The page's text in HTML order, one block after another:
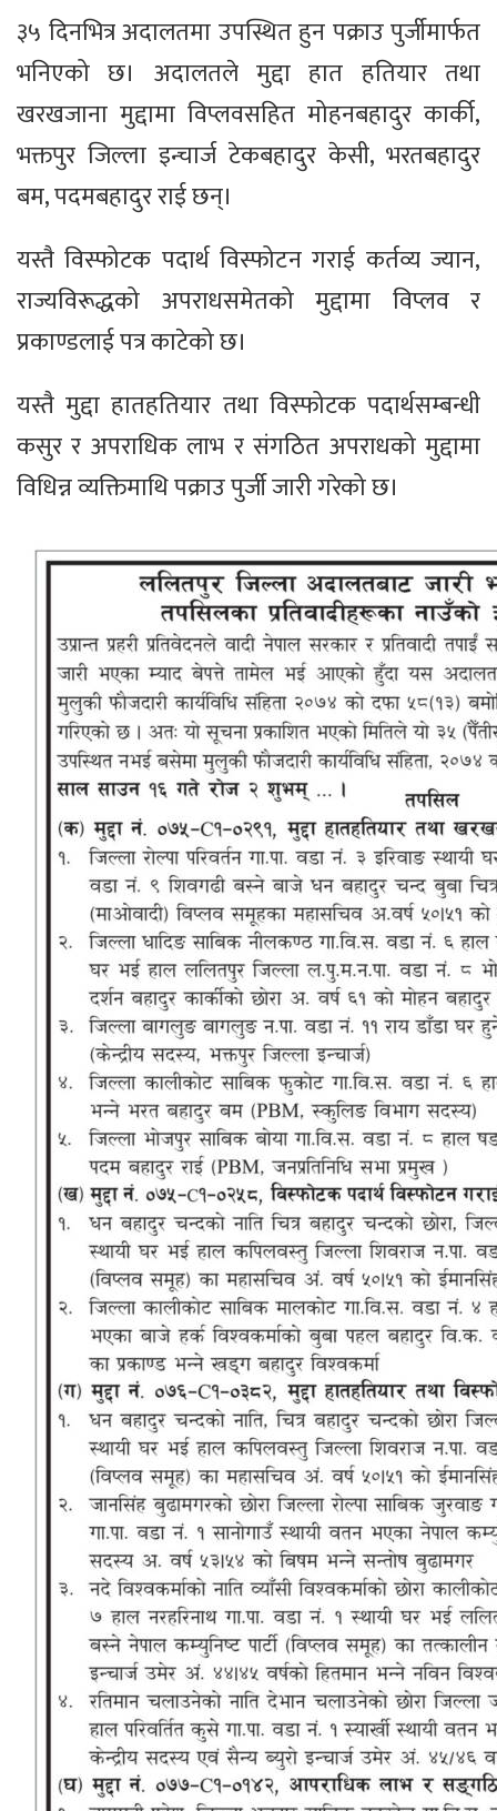
३५ दिनभित्र अदालतमा उपस्थित हुन पक्राउ पुर्जीमार्फत
भनिएको छ। अदालतले मुद्दा हात हतियार तथा
खरखजाना मुद्दामा विप्लवसहित मोहनबहादुर कार्की,
भक्तपुर जिल्ला इन्चार्ज टेकबहादुर केसी, भरतबहादुर
बम, पदमबहादुर राई छन्।
यस्तै विस्फोटक पदार्थ विस्फोटन गराई कर्तव्य ज्यान,
राज्यविरूद्धको अपराधसमेतको मुद्दामा विप्लव र
प्रकाण्डलाई पत्र काटेको छ।
यस्तै मुद्दा हातहतियार तथा विस्फोटक पदार्थसम्बन्धी
कसुर र अपराधिक लाभ र संगठित अपराधको मुद्दामा
विधिन्न व्यक्तिमाथि पक्राउ पुर्जी जारी गरेको छ।